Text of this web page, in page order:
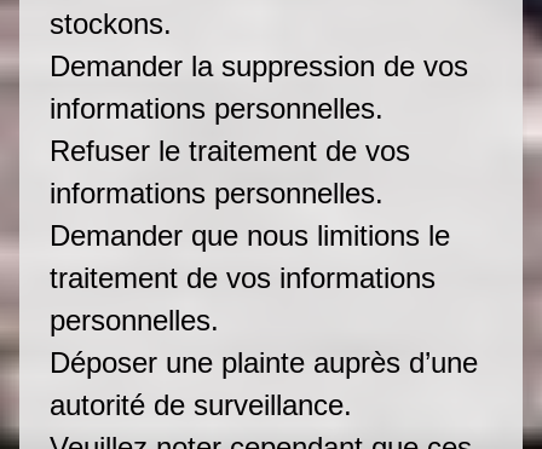
stockons.
Demander la suppression de vos
informations personnelles.
Refuser le traitement de vos
informations personnelles.
Demander que nous limitions le
traitement de vos informations
personnelles.
Déposer une plainte auprès d’une
autorité de surveillance.